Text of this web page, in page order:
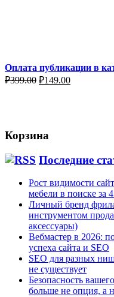
Оплата публикации в
₽399.00 Первоначальная
₽149.00Текущая
Корзина
Последние
Рост видимости
мебели в поиске за
Личный бренд
инструментом
аксессуары)
Вебмастер в 2026:
успеха сайта и SEO
SEO для разных
не существует
Безопасность
больше не опция, а